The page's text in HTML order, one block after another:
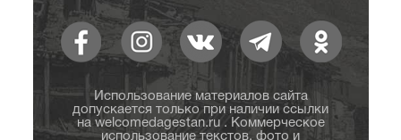
Использование материалов сайта
допускается только при наличии ссылки
на welcomedagestan.ru . Коммерческое
использование текстов, фото и